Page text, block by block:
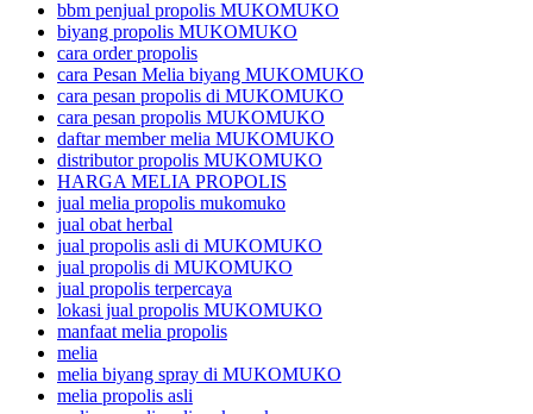
bbm penjual propolis MUKOMUKO
biyang propolis MUKOMUKO
cara order propolis
cara Pesan Melia biyang MUKOMUKO
cara pesan propolis di MUKOMUKO
cara pesan propolis MUKOMUKO
daftar member melia MUKOMUKO
distributor propolis MUKOMUKO
HARGA MELIA PROPOLIS
jual melia propolis mukomuko
jual obat herbal
jual propolis asli di MUKOMUKO
jual propolis di MUKOMUKO
jual propolis terpercaya
lokasi jual propolis MUKOMUKO
manfaat melia propolis
melia
melia biyang spray di MUKOMUKO
melia propolis asli